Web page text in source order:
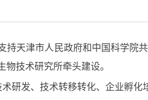
持天津市人民政府和中国科学院
物技术研究所牵头建设。
研发、技术转移转化、企业孵